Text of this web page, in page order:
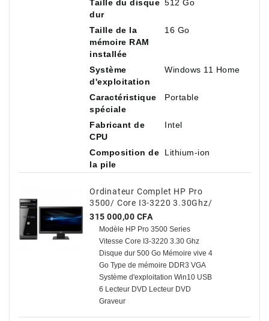
Taille du disque
dur
512 Go
Taille de la
mémoire RAM
installée
16 Go
Système
d'exploitation
Windows 11 Home
Caractéristique
spéciale
Portable
Fabricant de
CPU
Intel
Composition de
la pile
Lithium-ion
Ordinateur Complet HP Pro
3500/ Core I3-3220 3.30Ghz/
500 Go HDD / 4 Go Avec TVA
Prix
315 000,00 CFA
Modèle HP Pro 3500 Series
Vitesse Core I3-3220 3.30 Ghz
Disque dur 500 Go Mémoire vive 4
Go Type de mémoire DDR3 VGA
Système d'exploitation Win10 USB
6 Lecteur DVD Lecteur DVD
Graveur